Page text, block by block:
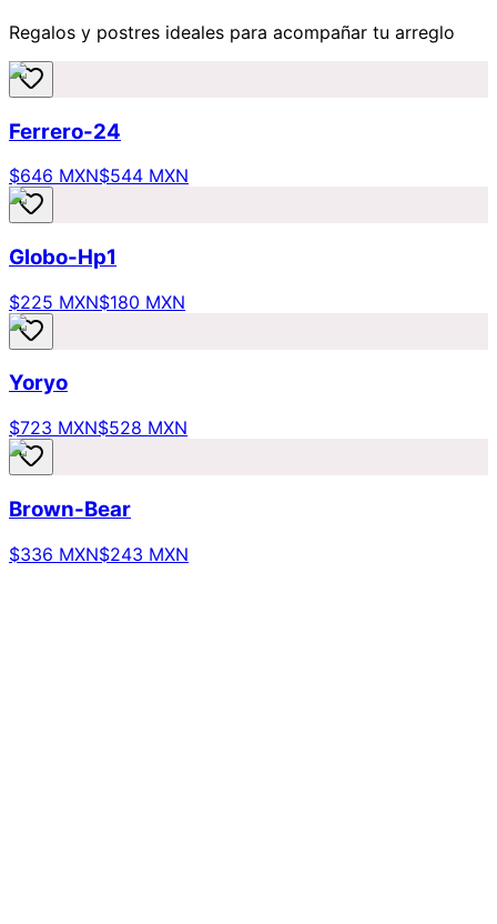
Regalos y postres ideales para acompañar tu arreglo
Ferrero-24
$646 MXN$544 MXN
Globo-Hp1
$225 MXN$180 MXN
Yoryo
$723 MXN$528 MXN
Brown-Bear
$336 MXN$243 MXN